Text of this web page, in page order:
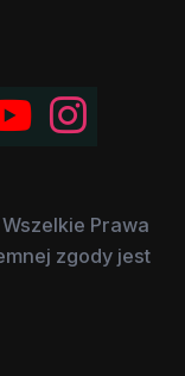
Prawa
zgody jest